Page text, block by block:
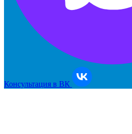
Консультация в ВК